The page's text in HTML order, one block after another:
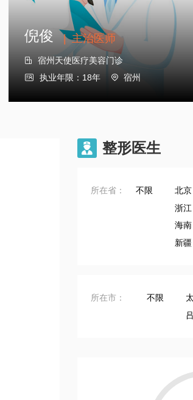
倪俊 | 主治医师
 宿州天使医疗美容门诊
 执业年限：18年  宿州
 整形医生
所在省： 不限 北京
浙江
海南
新疆
所在市： 不限